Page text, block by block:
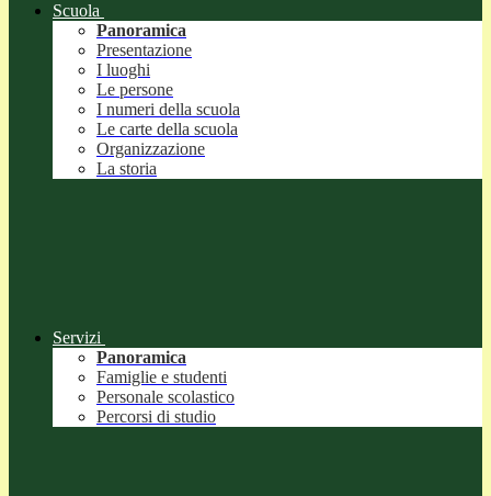
Scuola
Panoramica
Presentazione
I luoghi
Le persone
I numeri della scuola
Le carte della scuola
Organizzazione
La storia
Servizi
Panoramica
Famiglie e studenti
Personale scolastico
Percorsi di studio